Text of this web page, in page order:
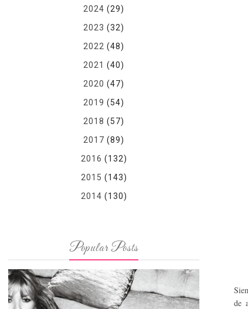
de
2024 (29)
2023 (32)
2022 (48)
2021 (40)
2020 (47)
2019 (54)
2018 (57)
2017 (89)
2016 (132)
2015 (143)
2014 (130)
Popular Posts